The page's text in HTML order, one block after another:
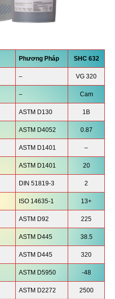
Phương Pháp SHC 632
– VG 320
– Cam
ASTM D130 1B
ASTM D4052 0.87
ASTM D1401 –
ASTM D1401 20
DIN 51819-3 2
ISO 14635-1 13+
ASTM D92 225
ASTM D445 38.5
ASTM D445 320
ASTM D5950 -48
ASTM D2272 2500